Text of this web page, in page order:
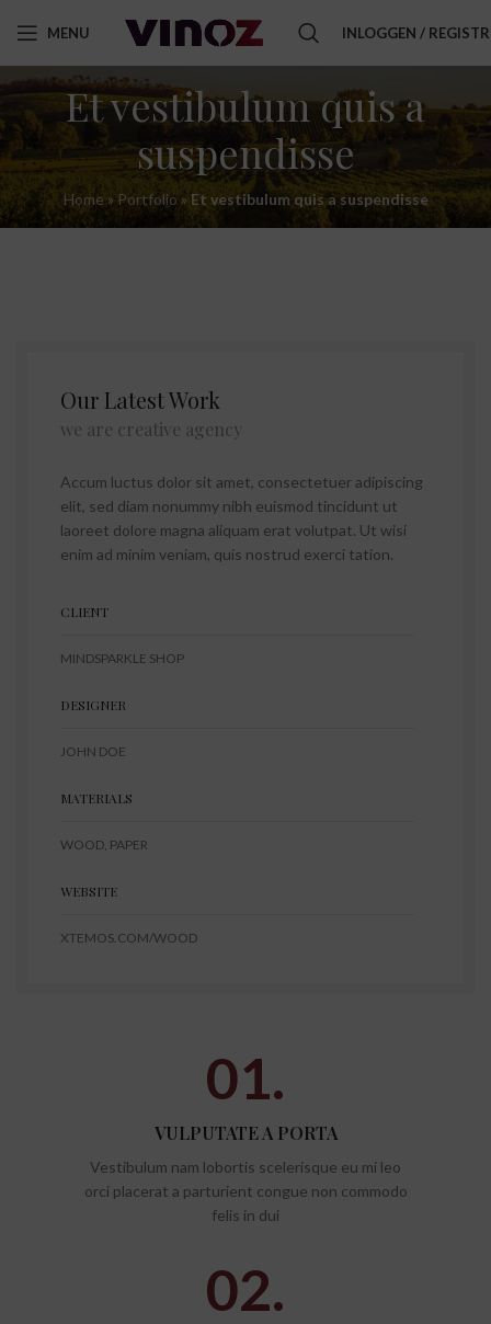
MENU INLOGGEN /
Et vestibulum quis a
suspendisse
Home » Portfolio» Et vestibulum quis a suspendisse
Our Latest Work
we are creative agency
Accum luctus dolor sit amet, consectetuer adipiscing
elit, sed diam nonummy nibh euismod tincidunt ut
laoreet dolore magna aliquam erat volutpat. Ut wisi
enim ad minim veniam, quis nostrud exerci tation.
CLIENT
MINDSPARKLE SHOP
DESIGNER
JOHN DOE
MATERIALS
WOOD, PAPER
WEBSITE
XTEMOS.COM/WOOD
01.
VULPUTATE A PORTA
Vestibulum nam lobortis scelerisque eu mi leo
orci placerat a parturient congue non commodo
felis in dui
02.